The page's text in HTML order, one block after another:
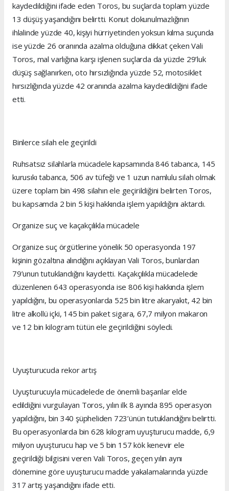
kaydedildiğini ifade eden Toros, bu suçlarda toplam yüzde
13 düşüş yaşandığını belirtti. Konut dokunulmazlığının
ihlalinde yüzde 40, kişiyi hürriyetinden yoksun kılma suçunda
ise yüzde 26 oranında azalma olduğuna dikkat çeken Vali
Toros, mal varlığına karşı işlenen suçlarda da yüzde 29’luk
düşüş sağlanırken, oto hırsızlığında yüzde 52, motosiklet
hırsızlığında yüzde 42 oranında azalma kaydedildiğini ifade
etti.
Binlerce silah ele geçirildi
Ruhsatsız silahlarla mücadele kapsamında 846 tabanca, 145
kurusıkı tabanca, 506 av tüfeği ve 1 uzun namlulu silah olmak
üzere toplam bin 498 silahın ele geçirildiğini belirten Toros,
bu kapsamda 2 bin 5 kişi hakkında işlem yapıldığını aktardı.
Organize suç ve kaçakçılıkla mücadele
Organize suç örgütlerine yönelik 50 operasyonda 197
kişinin gözaltına alındığını açıklayan Vali Toros, bunlardan
79’unun tutuklandığını kaydetti. Kaçakçılıkla mücadelede
düzenlenen 643 operasyonda ise 806 kişi hakkında işlem
yapıldığını, bu operasyonlarda 525 bin litre akaryakıt, 42 bin
litre alkollü içki, 145 bin paket sigara, 67,7 milyon makaron
ve 12 bin kilogram tütün ele geçirildiğini söyledi.
Uyuşturucuda rekor artış
Uyuşturucuyla mücadelede de önemli başarılar elde
edildiğini vurgulayan Toros, yılın ilk 8 ayında 895 operasyon
yapıldığını, bin 340 şüpheliden 723’ünün tutuklandığını belirtti.
Bu operasyonlarda bin 628 kilogram uyuşturucu madde, 6,9
milyon uyuşturucu hap ve 5 bin 157 kök kenevir ele
geçirildiği bilgisini veren Vali Toros, geçen yılın aynı
dönemine göre uyuşturucu madde yakalamalarında yüzde
317 artış yaşandığını ifade etti.